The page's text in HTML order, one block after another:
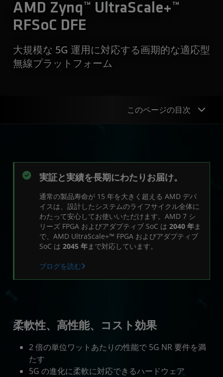
AMD Zynq™ UltraScale+™
RFSoC DFE
大規模な 5G 運用に対応する画期的な適応型
無線プラットフォーム
このページの目次
5G ユース ケース
リソース
実証と実績を長期にわたりお届け。
通常の製品寿命が 15 年を大きく超える AMD デバ
イスは、設計したシステムのライフサイクル全体に
わたって安心してお使いいただけます。AMD 7 シ
リーズ FPGA およびアダプティブ SoC は 2040 年ま
で、AMD UltraScale+™ FPGA およびアダプティブ
SoC は 2045 年まで対応しています。
ブログを読む
柔軟性、高性能、コスト効果
2 倍の単位ワットあたりの性能で 5G NR 要件を満
たす
5G の進化に柔軟に対応できるハードウェア